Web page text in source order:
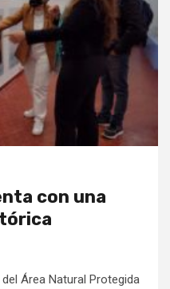
con una
Área Natural Protegida